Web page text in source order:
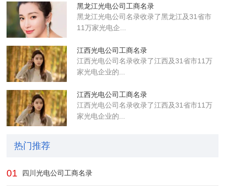
黑龙江光电公司工商名录
黑龙江光电公司名录收录了黑龙江及31省市
11万家光电企...
江西光电公司工商名录
江西光电公司名录收录了江西及31省市11万
家光电企业的...
江西光电公司工商名录
江西光电公司名录收录了江西及31省市11万
家光电企业的...
热门推荐
01 四川光电公司工商名录